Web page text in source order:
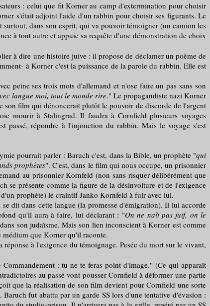
: celui que fit Korner au camp d'extermination pour choisir
s'était adjoint l'aide d'un rabbin pour choisir ses figurants. Le
dans son esprit, qui va pouvoir témoigner (un camion les
à tout autre et appuie sa requête d'une démonstration de choix
à dire une histoire juive : il propose de déclamer un poème de
à Korner c'est la puissance de la parole du rabbin. Elle est
ses trois mots d'allemand et n'ose faire un pas sans son
langue moi, tout le monde rire." Le propagandiste nazi Korner
son film qui dénoncerait plutôt le pouvoir de discorde de l'argent
mourir à Stalingrad. Il faudra à Cornfield plusieurs voyages
passé, répondre à l'injonction du rabbin. Mais le voyage s'est
pourrait parler : Baruch c'est, dans la Bible, un prophète "qui
prophètes". C'est, dans le film qui nous occupe, un prisonnier
au prisonnier Kornfeld (non sans risquer délibérément que
se présente comme la figure de la désinvolture et de l'exigence
prophète) le craintif Janko Kornfeld à fuir avec lui.
dit dans cette langue (la promesse d'émigration). Il lui accorde
qu'il aura à faire, lui déclarant : "On ne naît pas juif, on le
son judaïsme. Mais son lien inconscient à Korner est comme
médium que Korner qu'il raconte.
à l'exigence du témoignage. Pesée du mort sur le vivant,
: tu ne te feras point d'image." (Ce qui apparaît
au passé vont pousser Cornfield à déformer une partie
que la réalisation de son film devient pour Cornfield une sorte
fut abattu par un garde SS lors d'une tentative d'évasion :